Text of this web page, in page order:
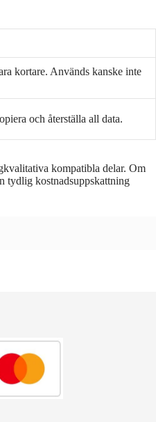
kortare. Används kanske inte
och återställa all data.
kompatibla delar. Om
tydlig kostnadsuppskattning